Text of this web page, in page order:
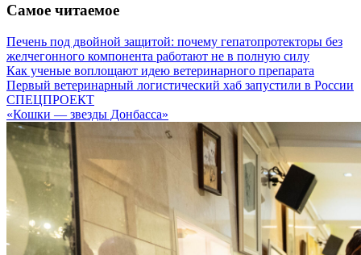
Самое читаемое
Печень под двойной защитой: почему гепатопротекторы без
желчегонного компонента работают не в полную силу
Как ученые воплощают идею ветеринарного препарата
Первый ветеринарный логистический хаб запустили в России
СПЕЦПРОЕКТ
«Кошки — звезды Донбасса»